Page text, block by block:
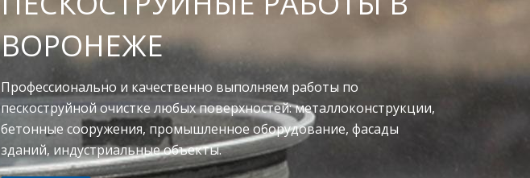
ВОРОНЕЖЕ
Профессионально и качественно выполняем работы по
пескоструйной очистке любых поверхностей: металлоконструкции,
бетонные сооружения, промышленное оборудование, фасады
зданий, индустриальные объекты.